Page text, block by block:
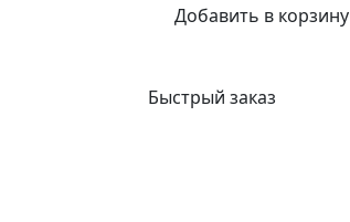
Добавить в корзину
Быстрый заказ